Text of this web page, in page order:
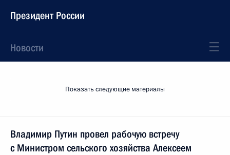
Президент России
Новости
Показать следующие материалы
Владимир Путин провел рабочую встречу
с Министром сельского хозяйства Алексеем